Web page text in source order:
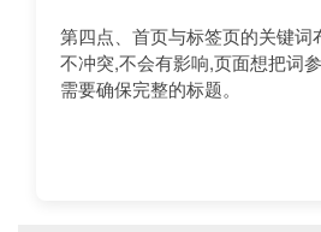
第四点、首页与标签页的关键词
不冲突,不会有影响,页面想把词
需要确保完整的标题。